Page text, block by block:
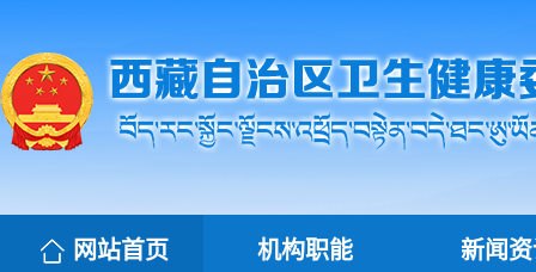
网站首页 机构职能 新闻